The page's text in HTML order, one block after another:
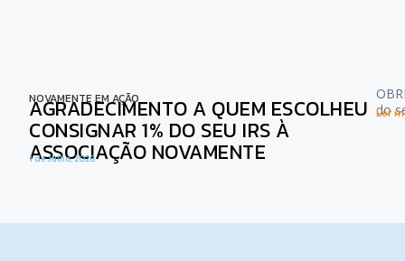
NOVAMENTE EM AÇÃO
AGRADECIMENTO A QUEM ESCOLHEU
CONSIGNAR 1% DO SEU IRS À
ASSOCIAÇÃO NOVAMENTE
1 de Julho, 2026
do
Ler